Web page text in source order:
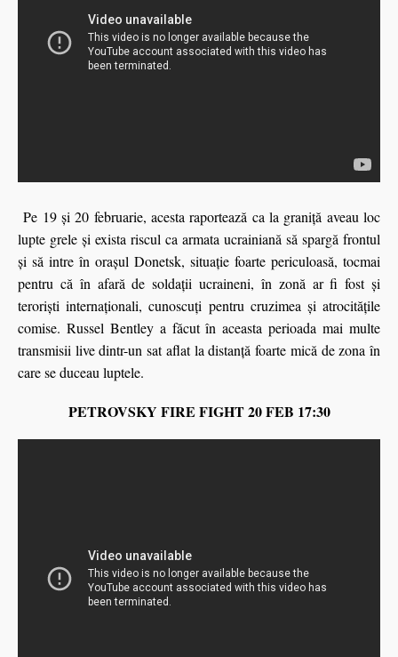
Pe 19 și 20 februarie, acesta raportează ca la graniță aveau loc
lupte grele și exista riscul ca armata ucrainiană să spargă frontul
și să intre în orașul Donetsk, situație foarte periculoasă, tocmai
pentru că în afară de soldații ucraineni, în zonă ar fi fost și
teroriști internaționali, cunoscuți pentru cruzimea și atrocitățile
comise. Russel Bentley a făcut în aceasta perioada mai multe
transmisii live dintr-un sat aflat la distanță foarte mică de zona în
care se duceau luptele.
PETROVSKY FIRE FIGHT 20 FEB 17:30